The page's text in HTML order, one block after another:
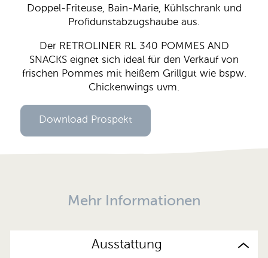
Doppel-Friteuse, Bain-Marie, Kühlschrank und
Profidunstabzugshaube aus.
Der RETROLINER RL 340 POMMES AND
SNACKS eignet sich ideal für den Verkauf von
frischen Pommes mit heißem Grillgut wie bspw.
Chickenwings uvm.
Download Prospekt
Mehr Informationen
Ausstattung